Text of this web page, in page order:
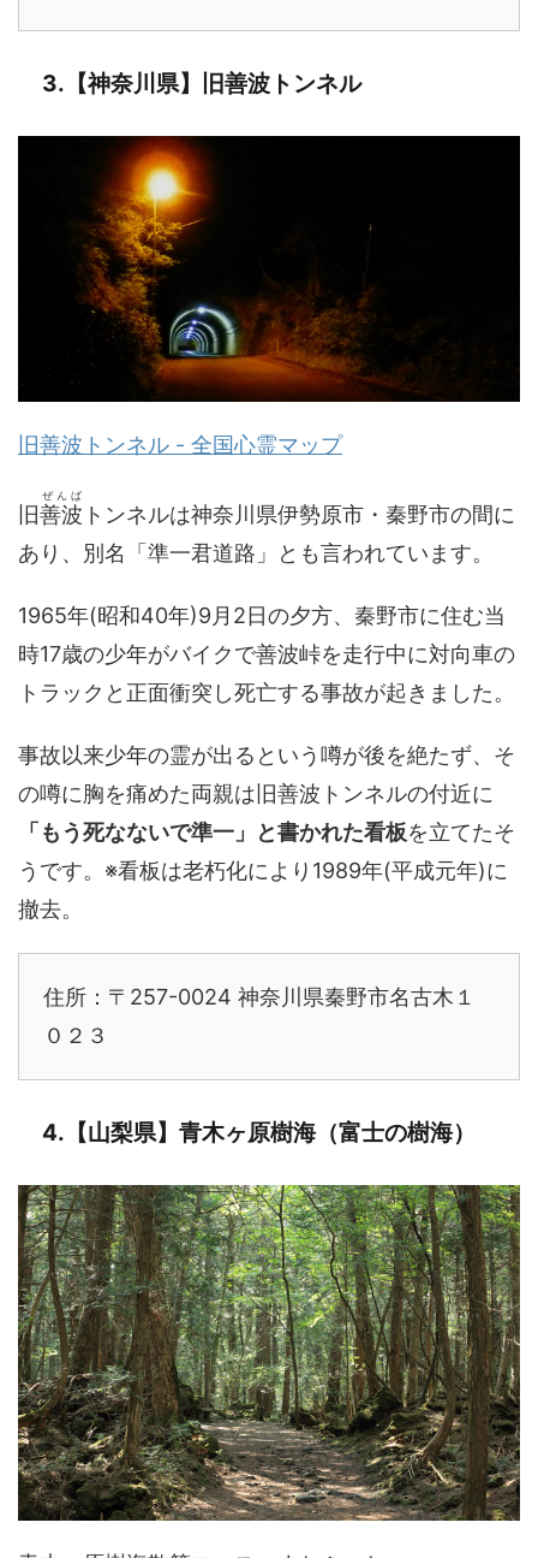
3.【神奈川県】旧善波トンネル
旧善波トンネル - 全国心霊マップ
旧善波
ぜんば
トンネルは神奈川県伊勢原市・秦野市の間に
あり、別名「準一君道路」とも言われています。
1965年(昭和40年)9月2日の夕方、秦野市に住む当
時17歳の少年がバイクで善波峠を走行中に対向車の
トラックと正面衝突し死亡する事故が起きました。
事故以来少年の霊が出るという噂が後を絶たず、そ
の噂に胸を痛めた両親は旧善波トンネルの付近に
「もう死なないで準一」と書かれた看板を立てたそ
うです。※看板は老朽化により1989年(平成元年)に
撤去。
住所：〒257-0024 神奈川県秦野市名古木１
０２３
4.【山梨県】青木ヶ原樹海（富士の樹海）